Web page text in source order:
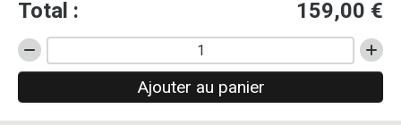
Total : 159,00 €
quantité
de
déco
Ajouter au panier